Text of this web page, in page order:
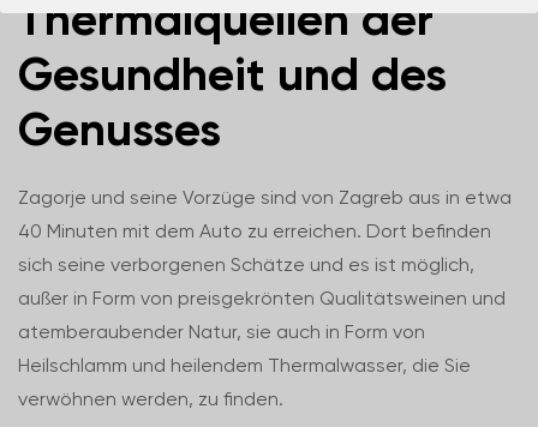
Thermalquellen der
Gesundheit und des
Genusses
Zagorje und seine Vorzüge sind von Zagreb aus in etwa
40 Minuten mit dem Auto zu erreichen. Dort befinden
sich seine verborgenen Schätze und es ist möglich,
außer in Form von preisgekrönten Qualitätsweinen und
atemberaubender Natur, sie auch in Form von
Heilschlamm und heilendem Thermalwasser, die Sie
verwöhnen werden, zu finden.